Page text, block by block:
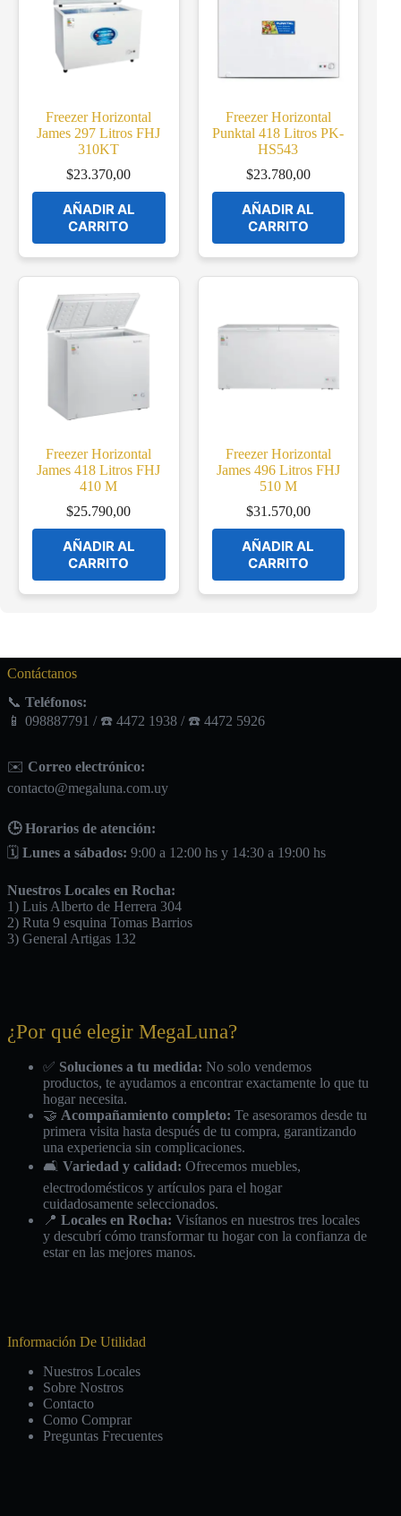
Freezer Horizontal
James 297 Litros FHJ
310KT
$23.370,00
AÑADIR AL
CARRITO
Freezer Horizontal
Punktal 418 Litros PK-
HS543
$23.780,00
AÑADIR AL
CARRITO
Freezer Horizontal
James 418 Litros FHJ
410 M
$25.790,00
AÑADIR AL
CARRITO
Freezer Horizontal
James 496 Litros FHJ
510 M
$31.570,00
AÑADIR AL
CARRITO
Contáctanos
📞 Teléfonos:
📱 098887791 / ☎️ 4472 1938 / ☎️ 4472 5926
✉️ Correo electrónico:
contacto@megaluna.com.uy
🕒 Horarios de atención:
🗓️ Lunes a sábados: 9:00 a 12:00 hs y 14:30 a 19:00 hs
Nuestros Locales en Rocha:
1) Luis Alberto de Herrera 304
2) Ruta 9 esquina Tomas Barrios
3) General Artigas 132
¿Por qué elegir MegaLuna?
✅ Soluciones a tu medida: No solo vendemos
productos, te ayudamos a encontrar exactamente lo que tu
hogar necesita.
🤝 Acompañamiento completo: Te asesoramos desde tu
primera visita hasta después de tu compra, garantizando
una experiencia sin complicaciones.
🛋️ Variedad y calidad: Ofrecemos muebles,
electrodomésticos y artículos para el hogar
cuidadosamente seleccionados.
📍 Locales en Rocha: Visítanos en nuestros tres locales
y descubrí cómo transformar tu hogar con la confianza de
estar en las mejores manos.
Información De Utilidad
Nuestros Locales
Sobre Nostros
Contacto
Como Comprar
Preguntas Frecuentes